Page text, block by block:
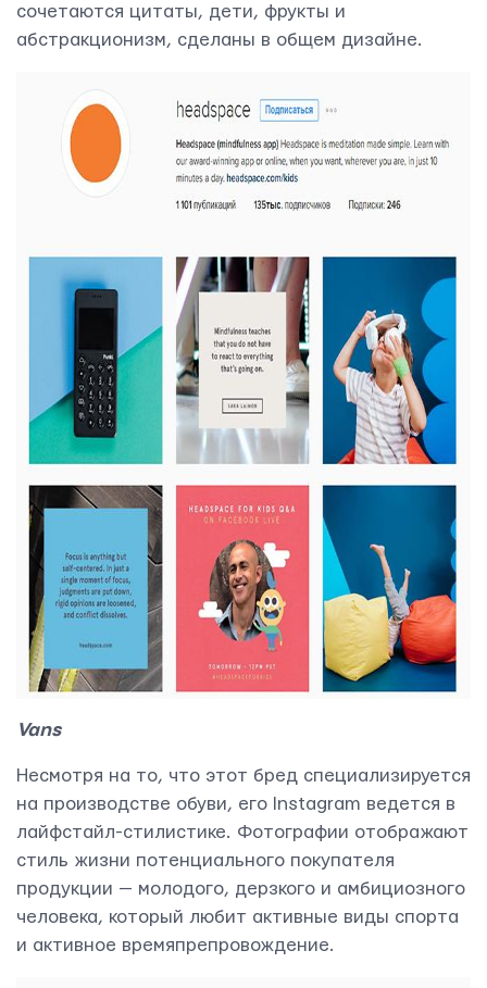
сочетаются цитаты, дети, фрукты и
абстракционизм, сделаны в общем дизайне.
Vans
Несмотря на то, что этот бред специализируется
на производстве обуви, его Instagram ведется в
лайфстайл-стилистике. Фотографии отображают
стиль жизни потенциального покупателя
продукции — молодого, дерзкого и амбициозного
человека, который любит активные виды спорта
и активное времяпрепровождение.